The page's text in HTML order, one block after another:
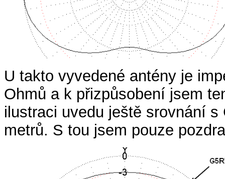
U takto vyvedené antény je
Ohmů a k přizpůsobení jsem
ilustraci uvedu ještě srovnání
metrů. S tou jsem pouze